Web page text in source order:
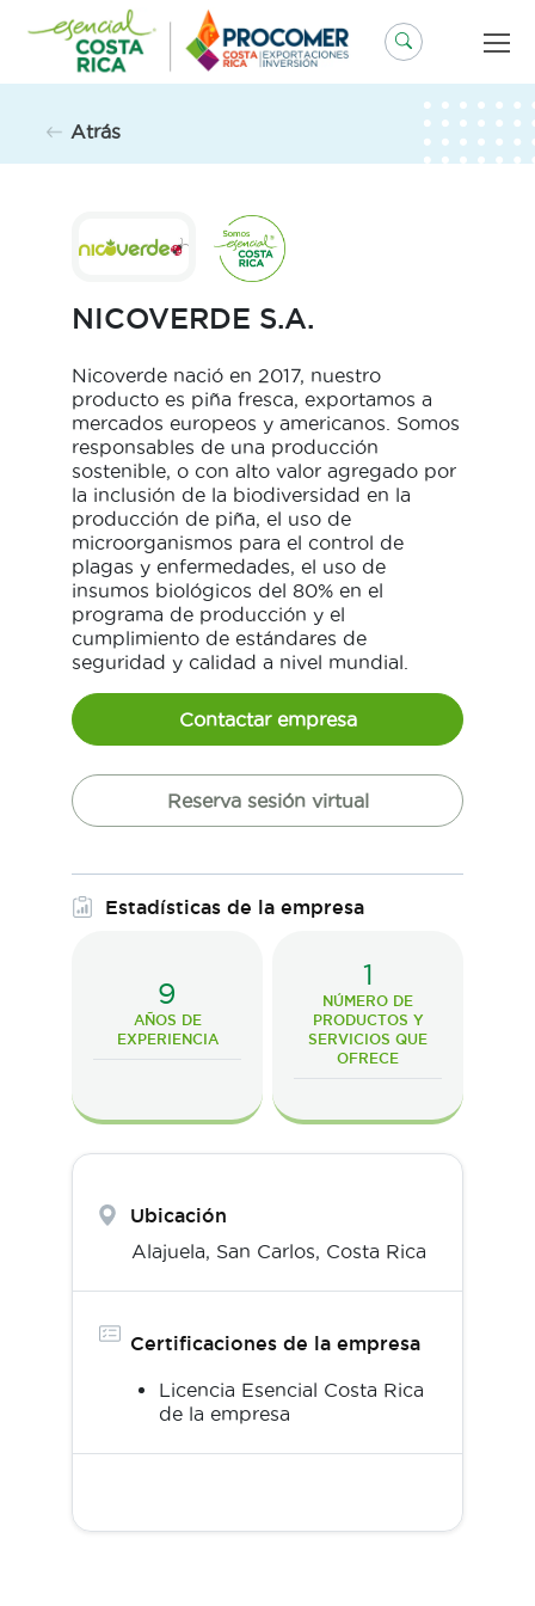
contenido
Atrás
NICOVERDE S.A.
Nicoverde nació en 2017, nuestro
producto es piña fresca, exportamos a
mercados europeos y americanos. Somos
responsables de una producción
sostenible, o con alto valor agregado por
la inclusión de la biodiversidad en la
producción de piña, el uso de
microorganismos para el control de
plagas y enfermedades, el uso de
insumos biológicos del 80% en el
programa de producción y el
cumplimiento de estándares de
seguridad y calidad a nivel mundial.
Contactar empresa
Reserva sesión virtual
Estadísticas de la empresa
9
AÑOS DE
EXPERIENCIA
1
NÚMERO DE
PRODUCTOS Y
SERVICIOS QUE
OFRECE
Ubicación
Alajuela, San Carlos, Costa Rica
Certificaciones de la empresa
Licencia Esencial Costa Rica
de la empresa